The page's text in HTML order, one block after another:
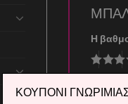
Η
ΚΟΥΠΟΝΙ